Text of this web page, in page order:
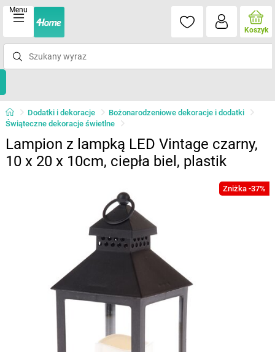
Menu
Koszyk
Dodatki i dekoracje
Bożonarodzeniowe dekoracje i dodatki
Świąteczne dekoracje świetlne
Lampion z lampką LED Vintage czarny,
10 x 20 x 10cm, ciepła biel, plastik
Zniżka -37%